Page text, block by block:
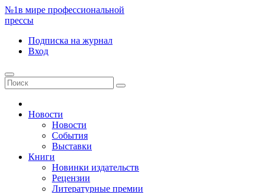
№1в мире профессиональной
прессы
Подписка на журнал
Вход
Новости
Новости
События
Выставки
Книги
Новинки издательств
Рецензии
Литературные премии